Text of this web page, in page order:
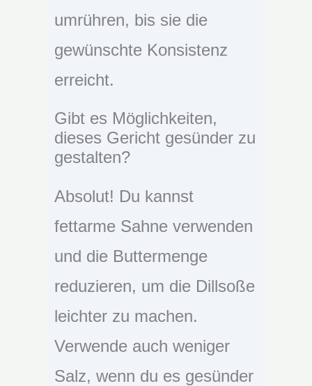
umrühren, bis sie die
gewünschte Konsistenz
erreicht.
Gibt es Möglichkeiten,
dieses Gericht gesünder zu
gestalten?
Absolut! Du kannst
fettarme Sahne verwenden
und die Buttermenge
reduzieren, um die Dillsoße
leichter zu machen.
Verwende auch weniger
Salz, wenn du es gesünder